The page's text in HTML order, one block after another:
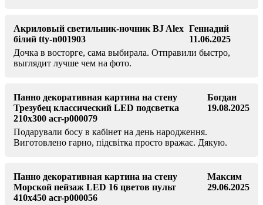
Акриловый светильник-ночник BJ Alex
білий tty-n001903
Геннадий
11.06.2025
Дочка в восторге, сама выбирала. Отправили быстро,
выглядит лучше чем на фото.
Панно декоративная картина на стену
Трезубец классический LED подсветка
210x300 acr-p000079
Богдан
19.08.2025
Подарували босу в кабінет на день народження.
Виготовлено гарно, підсвітка просто вражає. Дякую.
Панно декоративная картина на стену
Морской пейзаж LED 16 цветов пульт
410х450 acr-p000056
Максим
29.06.2025